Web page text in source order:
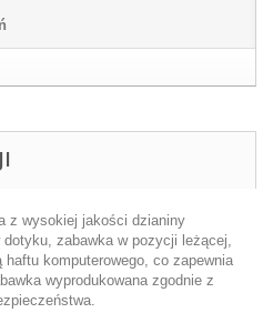
z wysokiej jakości dzianiny
dotyku, zabawka w pozycji leżącej,
komputerowego, co zapewnia
wyprodukowana zgodnie z